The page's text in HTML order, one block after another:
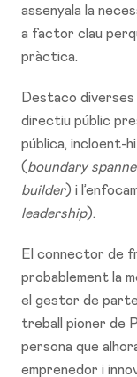
assenyala la
a factor clau
pràctica.
Destaco
directiu públic
pública, incloent-
( boundary
builder) i
leadership).
El connector de
probablement la
el gestor de
treball pioner de
persona que
emprenedor i